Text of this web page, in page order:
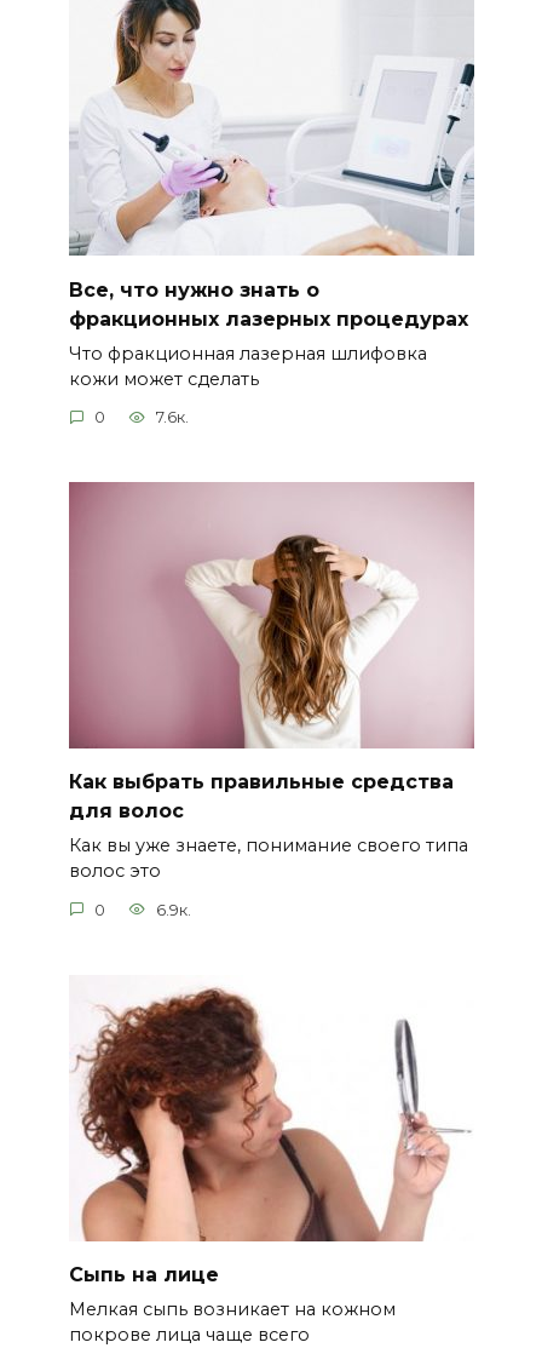
Все, что нужно знать о
фракционных лазерных процедурах
Что фракционная лазерная шлифовка
кожи может сделать
0 7.6к.
Как выбрать правильные средства
для волос
Как вы уже знаете, понимание своего типа
волос это
0 6.9к.
Сыпь на лице
Мелкая сыпь возникает на кожном
покрове лица чаще всего